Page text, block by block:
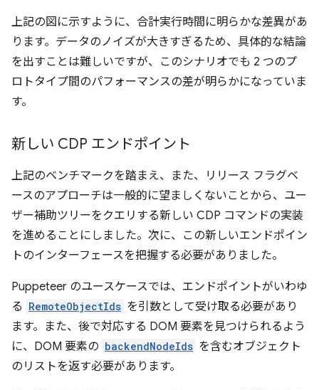
上記の図に示すように、合計実行時間に明らかな差異があ
ります。データのノイズが大きすぎるため、具体的な結論
を出すことは難しいですが、このシナリオでも 2 つのプ
ロトタイプ間のパフォーマンスの差が明らかになっていま
す。
新しい CDP エンドポイント
上記のベンチマークを踏まえ、また、リリース フラグベ
ースのアプローチは一般的に望ましくないことから、ユー
ザー補助ツリーをクエリする新しい CDP コマンドの実装
を進めることにしました。次に、この新しいエンドポイン
トのインターフェースを把握する必要がありました。
Puppeteer のユースケースでは、エンドポイントがいわゆ
る RemoteObjectIds を引数として受け取る必要があり
ます。また、後で対応する DOM 要素を見つけられるよう
に、DOM 要素の backendNodeIds を含むオブジェクト
のリストを返す必要があります。